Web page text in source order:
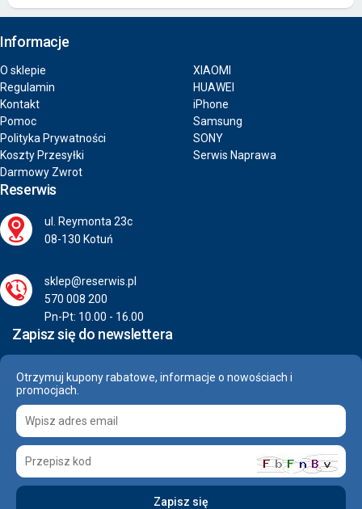
Informacje
O sklepie
Regulamin
Kontakt
Pomoc
Polityka Prywatności
Koszty Przesyłki
Darmowy Zwrot
XIAOMI
HUAWEI
iPhone
Samsung
SONY
Serwis Naprawa
Reserwis
ul. Reymonta 23c
08-130 Kotuń
sklep@reserwis.pl
570 008 200
Pn-Pt: 10.00 - 16.00
Zapisz się do newslettera
Otrzymuj kupony rabatowe, informacje o nowościach i
promocjach.